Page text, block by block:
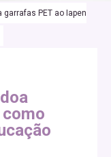
garrafas PET ao Iapen